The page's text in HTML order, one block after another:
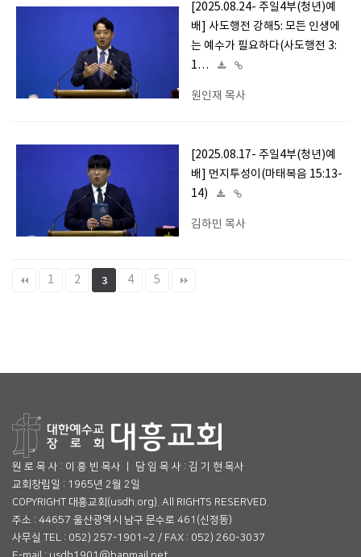
[2025.08.24- 주일4부(청년)예
배] 사도행전 강해5: 모든 인생에
는 예수가 필요하다(사도행전 3:
1…
원인재 목사
[2025.08.17- 주일4부(청년)예
배] 먼지투성이(마태복음 15:13-
14)
김하민 목사
1 2 3 4 5
원 로 목 사 : 이 흥 빈 목사 ㅣ 담 임 목 사 : 김 기 현 목사
교회창립일 : 1965년 2월 2일
COPYRIGHT 대흥교회(usdh.org). All RIGHTS RESERVED.
주소 : 44657 울산광역시 남구 문수로 461(신정동)
사무실 TEL : 052) 257-1901~2 / FAX : 052) 260-3037